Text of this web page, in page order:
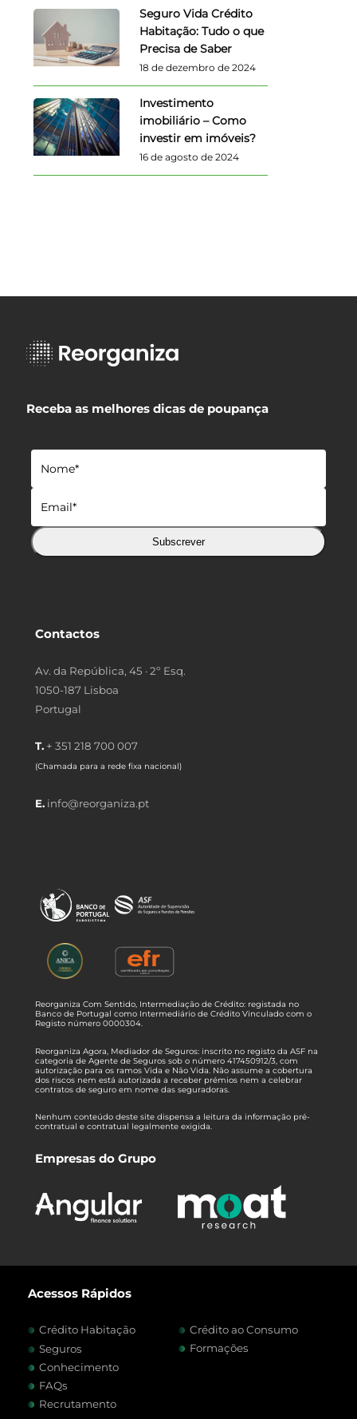
Seguro Vida Crédito
Habitação: Tudo o que
Precisa de Saber
18 de dezembro de 2024
Investimento
imobiliário – Como
investir em imóveis?
16 de agosto de 2024
Receba as melhores dicas de poupança
Subscrever
Contactos
Av. da República, 45 · 2º Esq.
1050-187 Lisboa
Portugal
T. + 351 218 700 007
(Chamada para a rede fixa nacional)
E. info@reorganiza.pt
Reorganiza Com Sentido, Intermediação de Crédito: registada no
Banco de Portugal como Intermediário de Crédito Vinculado com o
Registo número 0000304.
Reorganiza Agora, Mediador de Seguros: inscrito no registo da ASF na
categoria de Agente de Seguros sob o número 417450912/3, com
autorização para os ramos Vida e Não Vida. Não assume a cobertura
dos riscos nem está autorizada a receber prémios nem a celebrar
contratos de seguro em nome das seguradoras.
Nenhum conteúdo deste site dispensa a leitura da informação pré-
contratual e contratual legalmente exigida.
Empresas do Grupo
Acessos Rápidos
Crédito Habitação
Crédito ao Consumo
Seguros
Formações
Conhecimento
FAQs
Recrutamento